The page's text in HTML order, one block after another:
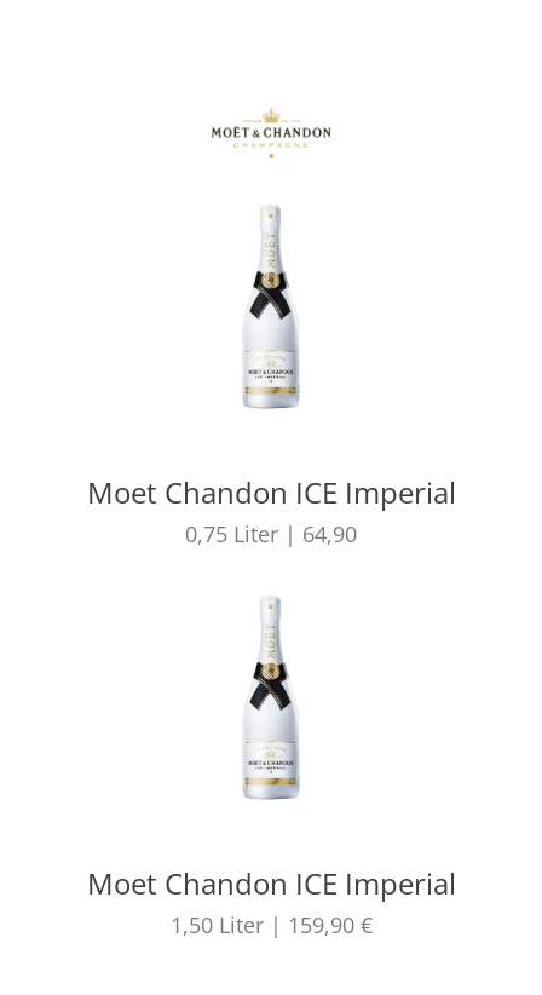
Moet Chandon ICE Imperial
0,75 Liter | 64,90
Moet Chandon ICE Imperial
1,50 Liter | 159,90 €